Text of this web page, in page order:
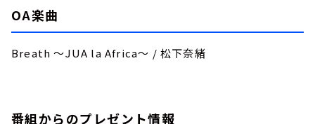
OA楽曲
Breath ～JUA la Africa～ / 松下奈緒
番組からのプレゼント情報